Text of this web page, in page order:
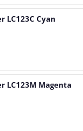
Cyan
LC123M Magenta